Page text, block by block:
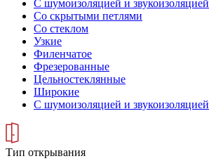
С шумоизоляцией и звукоизоляцией
Со скрытыми петлями
Со стеклом
Узкие
Филенчатое
Фрезерованные
Цельностеклянные
Широкие
С шумоизоляцией и звукоизоляцией
Тип открывания